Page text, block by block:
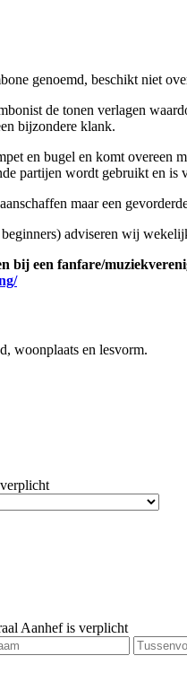
genoemd, beschikt niet
de tonen verlagen
bijzondere klank.
en bugel en komt overeen
partijen wordt gebruikt en is
maar een
adviseren wij
bij een fanfare/
woonplaats en lesvorm.
Aanhef is verplicht